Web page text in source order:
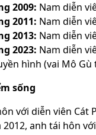
2009: Nam diễn
2011: Nam diễn
2013: Nam diễn
2023: Nam diễn
hình (vai Mô Gù
sống
với diễn viên Cát
2012, anh tái hôn